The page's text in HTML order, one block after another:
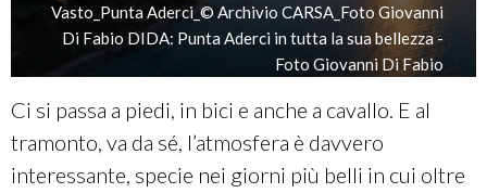
Vasto_Punta Aderci_© Archivio CARSA_Foto Giovanni
Di Fabio DIDA: Punta Aderci in tutta la sua bellezza -
Foto Giovanni Di Fabio
Ci si passa a piedi, in bici e anche a cavallo. E al
tramonto, va da sé, l’atmosfera è davvero
interessante, specie nei giorni più belli in cui oltre